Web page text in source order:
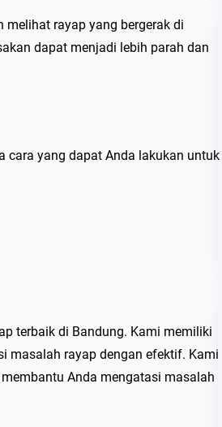
melihat rayap yang bergerak di
dapat menjadi lebih parah dan
cara yang dapat Anda lakukan untuk
terbaik di Bandung. Kami memiliki
masalah rayap dengan efektif. Kami
Anda mengatasi masalah